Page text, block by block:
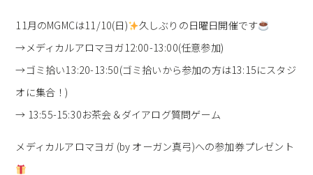
11月のMGMCは11/10(日)
久しぶりの日曜日開催です
→メディカルアロマヨガ12:00-13:00(任意参加)
→ゴミ拾い13:20-13:50(ゴミ拾いから参加の方は13:15にスタジ
オに集合！)
→ 13:55-15:30お茶会＆ダイアログ質問ゲーム
メディカルアロマヨガ (by オーガン真弓)への参加券プレゼント